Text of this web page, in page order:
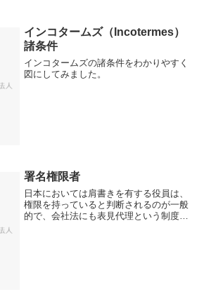
インコタームズ（Incotermes）
諸条件
インコタームズの諸条件をわかりやすく
図にしてみました。
署名権限者
日本においては肩書きを有する役員は、
権限を持っていると判断されるのが一般
的で、会社法にも表見代理という制度が